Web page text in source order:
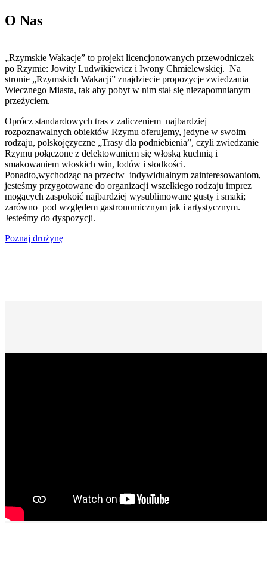
O Nas
„Rzymskie Wakacje” to projekt licencjonowanych przewodniczek
po Rzymie: Jowity Ludwikiewicz i Iwony Chmielewskiej. Na
stronie „Rzymskich Wakacji” znajdziecie propozycje zwiedzania
Wiecznego Miasta, tak aby pobyt w nim stał się niezapomnianym
przeżyciem.
Oprócz standardowych tras z zaliczeniem najbardziej
rozpoznawalnych obiektów Rzymu oferujemy, jedyne w swoim
rodzaju, polskojęzyczne „Trasy dla podniebienia”, czyli zwiedzanie
Rzymu połączone z delektowaniem się włoską kuchnią i
smakowaniem włoskich win, lodów i słodkości.
Ponadto,wychodząc na przeciw indywidualnym zainteresowaniom,
jesteśmy przygotowane do organizacji wszelkiego rodzaju imprez
mogących zaspokoić najbardziej wysublimowane gusty i smaki;
zarówno pod względem gastronomicznym jak i artystycznym.
Jesteśmy do dyspozycji.
Poznaj drużynę